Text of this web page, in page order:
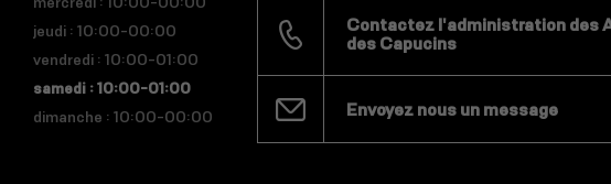
jeudi : 10:00-00:00
vendredi : 10:00-01:00
samedi : 10:00-01:00
dimanche : 10:00-00:00
Contactez l'administration des
des Capucins
Envoyez nous un message